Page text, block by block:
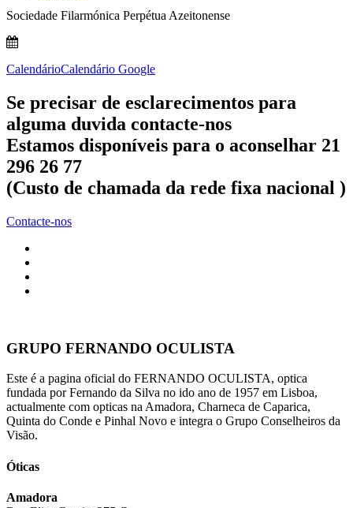
Sociedade Filarmónica Perpétua Azeitonense
CalendárioCalendário Google
Se precisar de esclarecimentos para
alguma duvida contacte-nos
Estamos disponíveis para o aconselhar 21
296 26 77
(Custo de chamada da rede fixa nacional )
Contacte-nos
GRUPO FERNANDO OCULISTA
Este é a pagina oficial do FERNANDO OCULISTA, optica
fundada por Fernando da Silva no ido ano de 1957 em Lisboa,
actualmente com opticas na Amadora, Charneca de Caparica,
Quinta do Conde e Pinhal Novo e integra o Grupo Conselheiros da
Visão.
Óticas
Amadora